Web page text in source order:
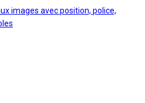
images avec position, police,